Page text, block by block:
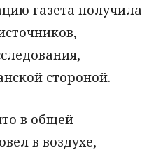
газета получила
стороной.
в общей
в воздухе,